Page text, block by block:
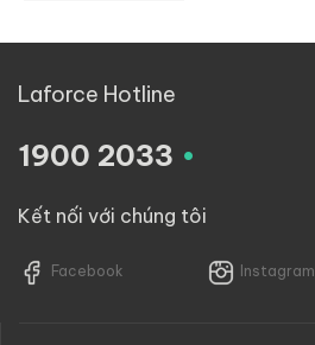
Laforce Hotline
1900 2033 .
Kết nối với chúng tôi
Facebook Instagram